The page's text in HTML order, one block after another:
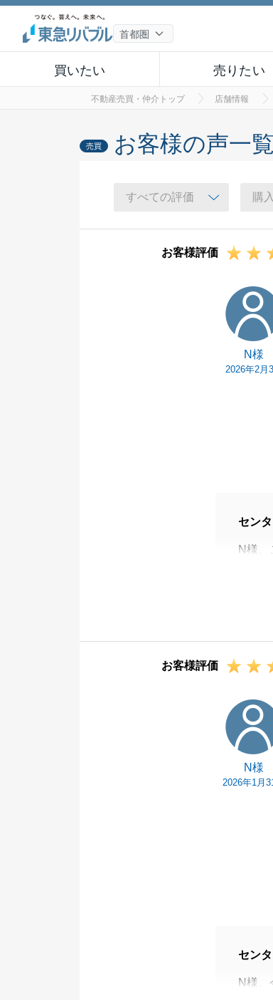
買いたい 売りたい
不動産売買・仲介トップ 店舗情報
売買 お客様の声一
お客様評価
N様
2026年2月
セン
N様、
売主
つも
今後
引き
お客様評価
N様
2026年1月
セン
N様、